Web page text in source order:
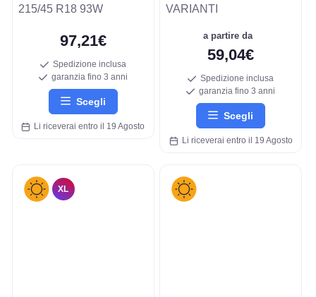
215/45 R18 93W
97,21€
Spedizione inclusa
garanzia fino 3 anni
Scegli
Li riceverai entro il 19 Agosto
VARIANTI
a partire da
59,04€
Spedizione inclusa
garanzia fino 3 anni
Scegli
Li riceverai entro il 19 Agosto
XL